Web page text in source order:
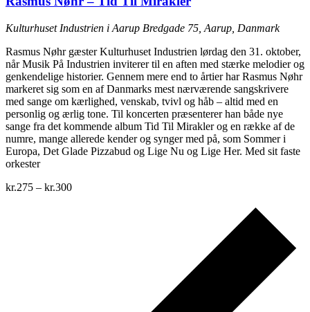
Kulturhuset Industrien i Aarup Bredgade 75, Aarup, Danmark
Rasmus Nøhr gæster Kulturhuset Industrien lørdag den 31. oktober,
når Musik På Industrien inviterer til en aften med stærke melodier og
genkendelige historier. Gennem mere end to årtier har Rasmus Nøhr
markeret sig som en af Danmarks mest nærværende sangskrivere
med sange om kærlighed, venskab, tvivl og håb – altid med en
personlig og ærlig tone. Til koncerten præsenterer han både nye
sange fra det kommende album Tid Til Mirakler og en række af de
numre, mange allerede kender og synger med på, som Sommer i
Europa, Det Glade Pizzabud og Lige Nu og Lige Her. Med sit faste
orkester
kr.275 – kr.300